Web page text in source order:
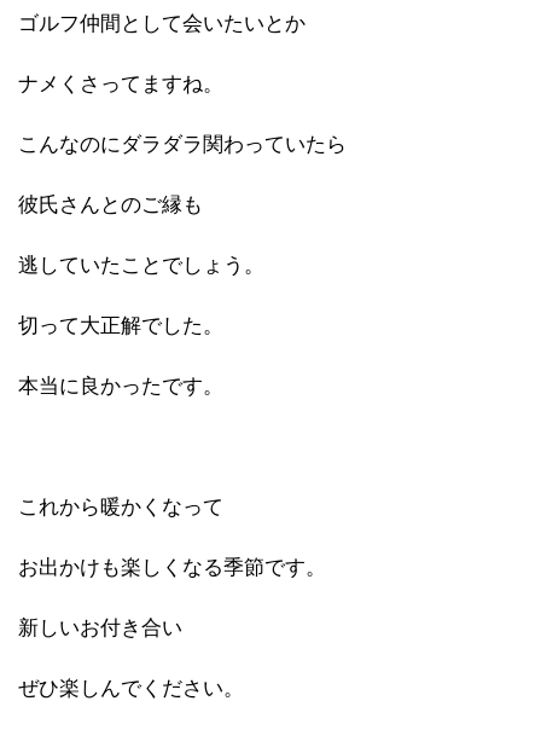
ゴルフ仲間として会いたいとか
ナメくさってますね。
こんなのにダラダラ関わっていたら
彼氏さんとのご縁も
逃していたことでしょう。
切って大正解でした。
本当に良かったです。
これから暖かくなって
お出かけも楽しくなる季節です。
新しいお付き合い
ぜひ楽しんでください。